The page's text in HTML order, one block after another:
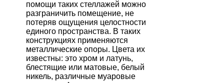
помощи таких стеллажей можно
разграничить помещение, не
потеряв ощущения целостности
единого пространства. В таких
конструкциях применяются
металлические опоры. Цвета их
известны: это хром и латунь,
блестящие или матовые, белый
никель, различные муаровые